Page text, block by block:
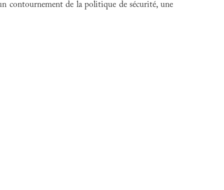
contournement de la politique de sécurité, une